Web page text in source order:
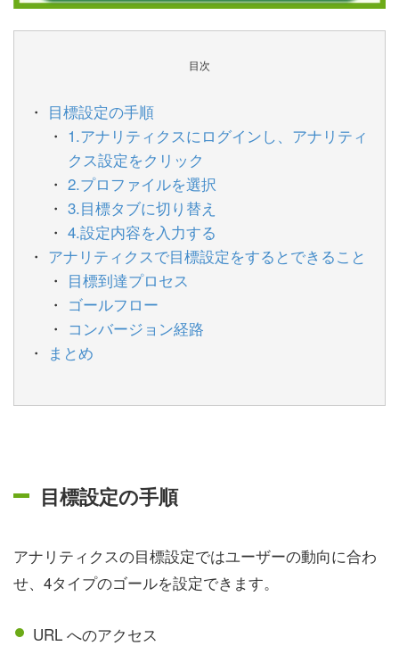
目次
目標設定の手順
1.アナリティクスにログインし、アナリティ
クス設定をクリック
2.プロファイルを選択
3.目標タブに切り替え
4.設定内容を入力する
アナリティクスで目標設定をするとできること
目標到達プロセス
ゴールフロー
コンバージョン経路
まとめ
目標設定の手順
アナリティクスの目標設定ではユーザーの動向に合わ
せ、4タイプのゴールを設定できます。
URL へのアクセス